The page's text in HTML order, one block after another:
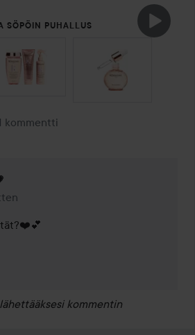
SÖPÖIN PUHALLUS
kommentti
lisättiin 1 vuosi sitten
lähettääksesi kommentin